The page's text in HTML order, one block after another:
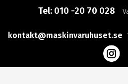
Tel: 010 -20 70 028
kontakt@maskinvaruhuset.se